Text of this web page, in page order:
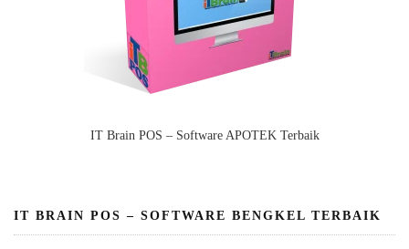
IT Brain POS – Software APOTEK Terbaik
IT BRAIN POS – SOFTWARE BENGKEL TERBAIK